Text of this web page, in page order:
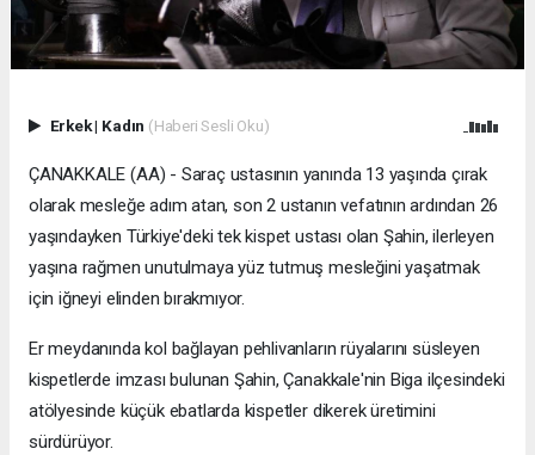
Erkek| Kadın (Haberi Sesli Oku)
ÇANAKKALE (AA) - Saraç ustasının yanında 13 yaşında çırak
olarak mesleğe adım atan, son 2 ustanın vefatının ardından 26
yaşındayken Türkiye'deki tek kispet ustası olan Şahin, ilerleyen
yaşına rağmen unutulmaya yüz tutmuş mesleğini yaşatmak
için iğneyi elinden bırakmıyor.
Er meydanında kol bağlayan pehlivanların rüyalarını süsleyen
kispetlerde imzası bulunan Şahin, Çanakkale'nin Biga ilçesindeki
atölyesinde küçük ebatlarda kispetler dikerek üretimini
sürdürüyor.